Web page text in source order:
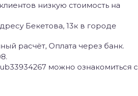
низкую стоимость на
Бекетова, 13к в городе
расчёт, Оплата через банк.
можно ознакомиться с